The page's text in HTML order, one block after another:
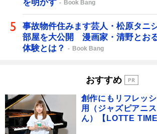
を明かす
Book Bang
事故物件住みます芸人・松原タニ
部屋を大公開 漫画家・清野とお
体験とは？
Book Bang
おすすめ
創作にもリフレッ
用（ジャズピアニ
ん）【LOTTE